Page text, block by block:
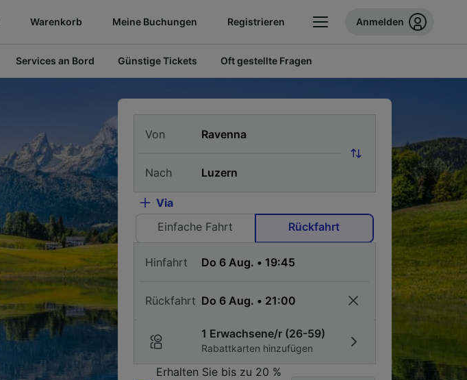
Warenkorb Meine Buchungen Registrieren Anmelden
Services an Bord Günstige Tickets Oft gestellte Fragen
Von
Nach
Via
Einfache Fahrt
Rückfahrt
Hinfahrt
Rückfahrt
1 Erwachsene/r (26-59)
Rabattkarten hinzufügen
Erhalten Sie bis zu 20 %